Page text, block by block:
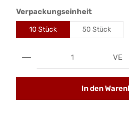
Verpackungseinheitauswählen
10 Stück 50 Stück
Produkt Anzahl: Gib den
VE
In den